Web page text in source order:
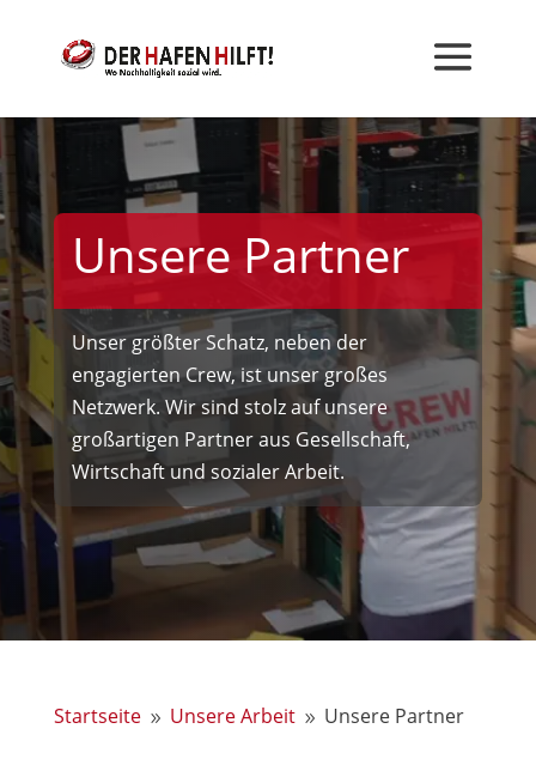
Unsere Partner
Unser größter Schatz, neben der
engagierten Crew, ist unser großes
Netzwerk. Wir sind stolz auf unsere
großartigen Partner aus Gesellschaft,
Wirtschaftund sozialer Arbeit.
Startseite 9 Unsere Arbeit 9 Unsere Partner